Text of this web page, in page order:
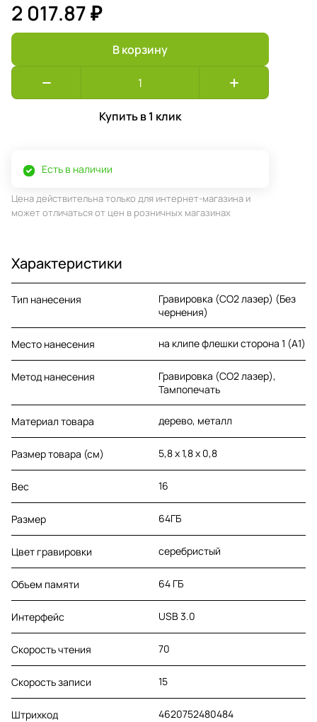
2 017.87 ₽
В корзину
Купить в 1 клик
Есть в наличии
Цена действительна только для интернет-магазина и
может отличаться от цен в розничных магазинах
Характеристики
Тип нанесения
Гравировка (CO2 лазер) (Без
чернения)
Место нанесения на клипе флешки сторона 1 (A1)
Метод нанесения
Гравировка (CO2 лазер),
Тампопечать
Материал товара дерево, металл
Размер товара (см) 5,8 х 1,8 х 0,8
Вес 16
Размер 64ГБ
Цвет гравировки серебристый
Объем памяти 64 ГБ
Интерфейс USB 3.0
Скорость чтения 70
Скорость записи 15
Штрихкод 4620752480484